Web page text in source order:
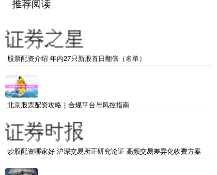
推荐阅读
股票配资介绍 年内27只新股首日翻倍（名单）
北京股票配资攻略｜合规平台与风控指南
炒股配资哪家好 沪深交易所正研究论证 高频交易差异化收费方案